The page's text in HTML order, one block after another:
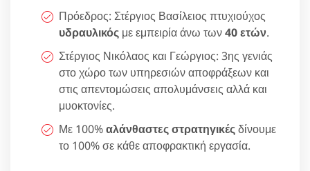
Πρόεδρος: Στέργιος Βασίλειος πτυχιούχος
υδραυλικός με εμπειρία άνω των40 ετών.
Στέργιος Νικόλαος και Γεώργιος: 3ης γενιάς
στο χώρο των υπηρεσιών αποφράξεων και
στις απεντομώσεις απολυμάνσεις αλλά και
μυοκτονίες.
Με 100%αλάνθαστες στρατηγικέςδίνουμε
το 100% σε κάθε αποφρακτική εργασία.